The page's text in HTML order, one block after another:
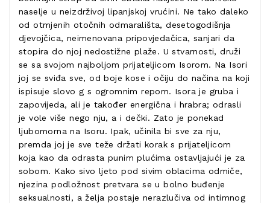
naselje u neizdrživoj lipanjskoj vrućini. Ne tako daleko
od otmjenih otočnih odmarališta, desetogodišnja
djevojčica, neimenovana pripovjedačica, sanjari da
stopira do njoj nedostižne plaže. U stvarnosti, druži
se sa svojom najboljom prijateljicom Isorom. Na Isori
joj se sviđa sve, od boje kose i očiju do načina na koji
ispisuje slovo g s ogromnim repom. Isora je gruba i
zapovijeda, ali je također energična i hrabra; odrasli
je vole više nego nju, a i dečki. Zato je ponekad
ljubomorna na Isoru. Ipak, učinila bi sve za nju,
premda joj je sve teže držati korak s prijateljicom
koja kao da odrasta punim plućima ostavljajući je za
sobom. Kako sivo ljeto pod sivim oblacima odmiče,
njezina podložnost pretvara se u bolno buđenje
seksualnosti, a želja postaje nerazlučiva od intimnog